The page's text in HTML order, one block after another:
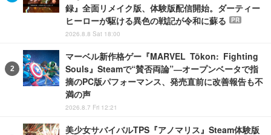
録』全面リメイク版、体験版配信開始。ダーティー
ヒーローが駆ける異色の戦記が令和に蘇る
PR
2026.8.8 Sat 18:00
マーベル新作格ゲー『MARVEL Tōkon: Fighting
Souls』Steamで“賛否両論”―オープンベータで指
摘のPC版パフォーマンス、発売直前に改善報告も不
満の声
2026.8.7 Fri 12:21
美少女サバイバルTPS『アノマリス』Steam体験版